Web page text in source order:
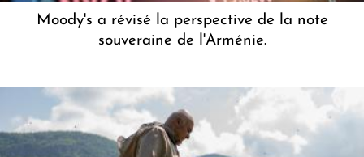
Moody's a révisé la perspective de la note
souveraine de l'Arménie.